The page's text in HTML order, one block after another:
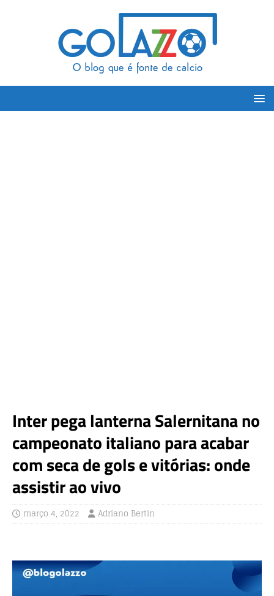
Inter pega lanterna Salernitana no
campeonato italiano para acabar
com seca de gols e vitórias: onde
assistir ao vivo
março 4, 2022 Adriano Bertin